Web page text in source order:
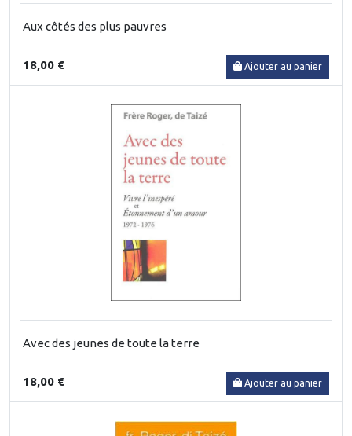
Aux côtés des plus pauvres
18,00 € Ajouter au panier
Avec des jeunes de toute la terre
18,00 € Ajouter au panier